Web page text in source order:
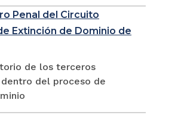
Penal del Circuito
Extinción de Dominio de
de los terceros
del proceso de